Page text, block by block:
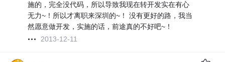
施的，完全没代码，所以导致我现在转开发实在有心
无力~！所以才离职来深圳的~！ 没有更好的路，我当
然愿意做开发，实施的话，前途真的不好吧~！
2013-12-11